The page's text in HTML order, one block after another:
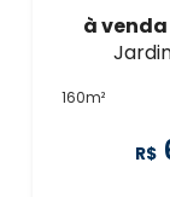
à venda
160m²
R$